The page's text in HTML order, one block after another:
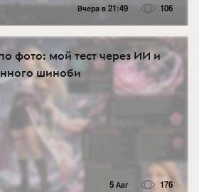
Вчера в 21:49 106
фото: мой тест через ИИ и
шиноби
5 Авг 176